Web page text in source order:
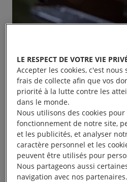
Objectifs
Les objectifs de ce module
vous proposer des clés de
conseils et des outils
vous positionner et à réagir
LE RESPECT DE VOTRE VIE
Accepter les cookies, c'est
frais de collecte afin que vos
priorité à la lutte contre les
dans le monde.
Nous utilisons des cookies
fonctionnement de notre site,
et les publicités, et analyser
caractère personnel et les
peuvent être utilisés pour
Nous partageons aussi
navigation avec nos